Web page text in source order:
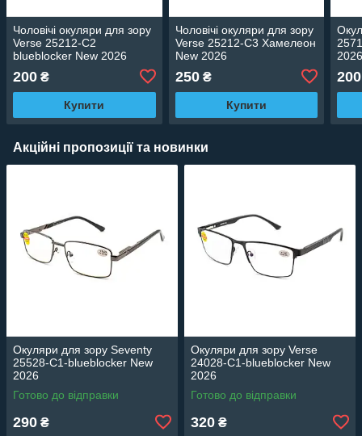
Чоловічі окуляри для зору
Verse 25212-C2
blueblocker New 2026
200 ₴
Купити
Чоловічі окуляри для зору
Verse 25212-C3 Хамелеон
New 2026
250₴
Купити
200
Акційні пропозиції та новинки
Окуляри для зору Seventy
25528-C1-blueblocker New
2026
Готово до відправки
290 ₴
Окуляри для зору Verse
24028-C1-blueblocker New
2026
Готово до відправки
320 ₴